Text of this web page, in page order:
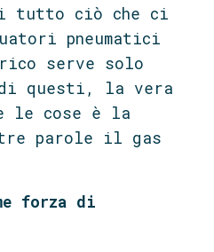
tutto ciò che ci
pneumatici
serve solo
questi, la vera
le cose è la
parole il gas
forza di